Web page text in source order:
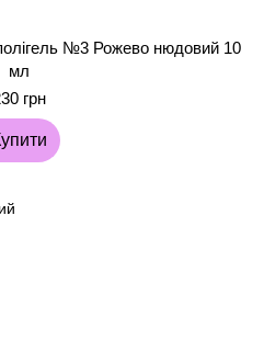
№3 Рожево нюдовий 10
мл
грн